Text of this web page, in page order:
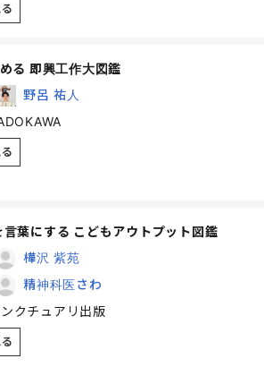
る 即興工作大図鑑
野呂 祐人
言葉にする こどもアウトプット図鑑
樺沢 紫苑
精神科医さわ
クチュアリ出版